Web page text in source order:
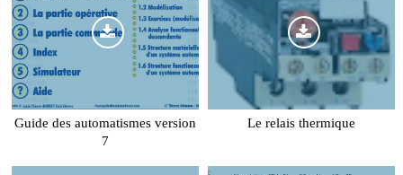
Le relais thermique
Guide des automatismes version
7